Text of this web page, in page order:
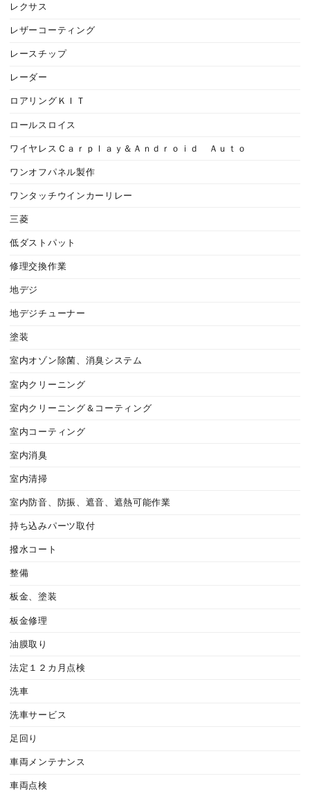
レクサス
レザーコーティング
レースチップ
レーダー
ロアリングＫＩＴ
ロールスロイス
ワイヤレスＣａｒｐｌａｙ＆Ａｎｄｒｏｉｄ Ａｕｔｏ
ワンオフパネル製作
ワンタッチウインカーリレー
三菱
低ダストパット
修理交換作業
地デジ
地デジチューナー
塗装
室内オゾン除菌、消臭システム
室内クリーニング
室内クリーニング＆コーティング
室内コーティング
室内消臭
室内清掃
室内防音、防振、遮音、遮熱可能作業
持ち込みパーツ取付
撥水コート
整備
板金、塗装
板金修理
油膜取り
法定１２カ月点検
洗車
洗車サービス
足回り
車両メンテナンス
車両点検